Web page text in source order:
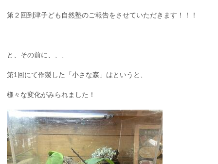
第２回到津子ども自然塾のご報告をさせていただきます！！！
と、その前に、、、
第1回にて作製した「小さな森」はというと、
様々な変化がみられました！